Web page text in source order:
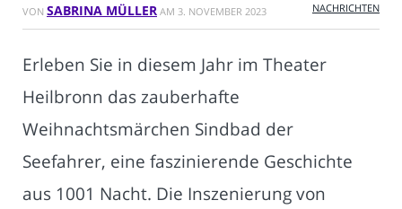
VON SABRINA MÜLLER AM 3. NOVEMBER 2023 NACHRICHTEN
Erleben Sie in diesem Jahr im Theater
Heilbronn das zauberhafte
Weihnachtsmärchen Sindbad der
Seefahrer, eine faszinierende Geschichte
aus 1001 Nacht. Die Inszenierung von